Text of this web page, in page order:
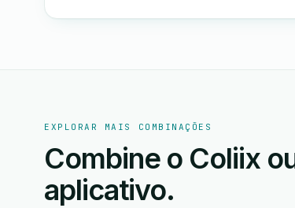
EXPLORAR MAIS COMBINAÇÕES
Combine o Coliix
aplicativo.